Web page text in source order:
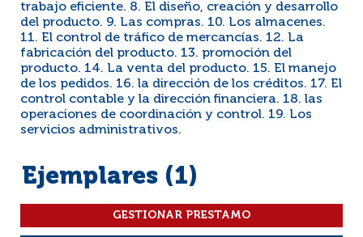
trabajo eficiente. 8. El diseño, creación y desarrollo
del producto. 9. Las compras. 10. Los almacenes.
11. El control de tráfico de mercancías. 12. La
fabricación del producto. 13. promoción del
producto. 14. La venta del producto. 15. El manejo
de los pedidos. 16. la dirección de los créditos. 17. El
control contable y la dirección financiera. 18. las
operaciones de coordinación y control. 19. Los
servicios administrativos.
Ejemplares (1)